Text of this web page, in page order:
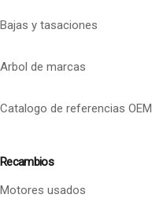
Bajas y tasaciones
Arbol de marcas
Catalogo de referencias OEM
Recambios
Motores usados